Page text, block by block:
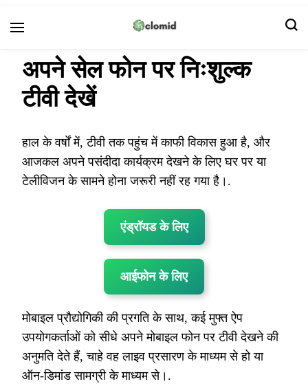
क्लोमिड
अपने सेल फोन पर निःशुल्क
टीवी देखें
हाल के वर्षों में, टीवी तक पहुंच में काफी विकास हुआ है, और
आजकल अपने पसंदीदा कार्यक्रम देखने के लिए घर पर या
टेलीविजन के सामने होना जरूरी नहीं रह गया है।.
एंड्रॉयड के लिए
आईफोन के लिए
मोबाइल प्रौद्योगिकी की प्रगति के साथ, कई मुफ्त ऐप
उपयोगकर्ताओं को सीधे अपने मोबाइल फोन पर टीवी देखने की
अनुमति देते हैं, चाहे वह लाइव प्रसारण के माध्यम से हो या
ऑन-डिमांड सामग्री के माध्यम से।.